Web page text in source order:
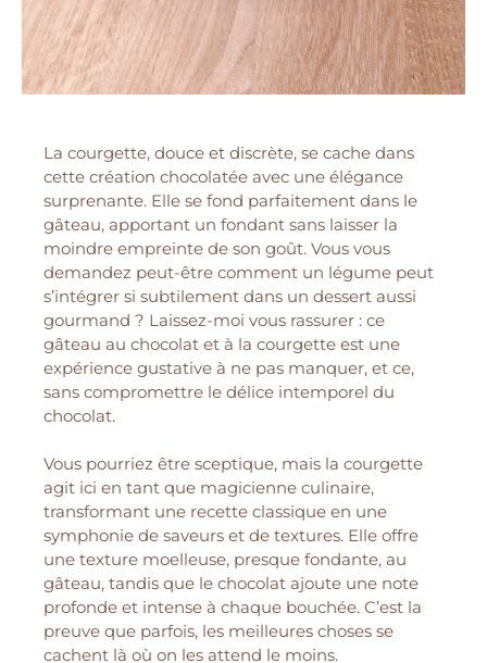
La courgette, douce et discrète, se cache dans
cette création chocolatée avec une élégance
surprenante. Elle se fond parfaitement dans le
gâteau, apportant un fondant sans laisser la
moindre empreinte de son goût. Vous vous
demandez peut-être comment un légume peut
s’intégrer si subtilement dans un dessert aussi
gourmand ? Laissez-moi vous rassurer : ce
gâteau au chocolat et à la courgette est une
expérience gustative à ne pas manquer, et ce,
sans compromettre le délice intemporel du
chocolat.
Vous pourriez être sceptique, mais la courgette
agit ici en tant que magicienne culinaire,
transformant une recette classique en une
symphonie de saveurs et de textures. Elle offre
une texture moelleuse, presque fondante, au
gâteau, tandis que le chocolat ajoute une note
profonde et intense à chaque bouchée. C’est la
preuve que parfois, les meilleures choses se
cachent là où on les attend le moins.